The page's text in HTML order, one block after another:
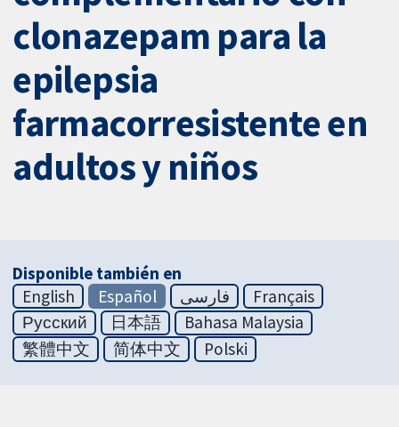
clonazepam para la
epilepsia
farmacorresistente en
adultos y niños
Disponible también en
English
Español فارسی
Français
Русский
日本語
Bahasa Malaysia
繁體中文
简体中文 Polski